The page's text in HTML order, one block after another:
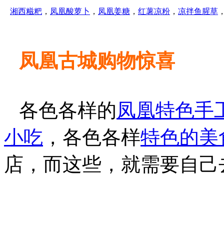
湘西糍粑 ， 凤凰酸萝卜 ， 凤凰姜糖 ， 红薯凉粉 ， 凉拌鱼腥草
凤凰古城购物惊喜
各色各样的凤凰特色手
小吃 ，各色各样特色的美
店，而这些，就需要自